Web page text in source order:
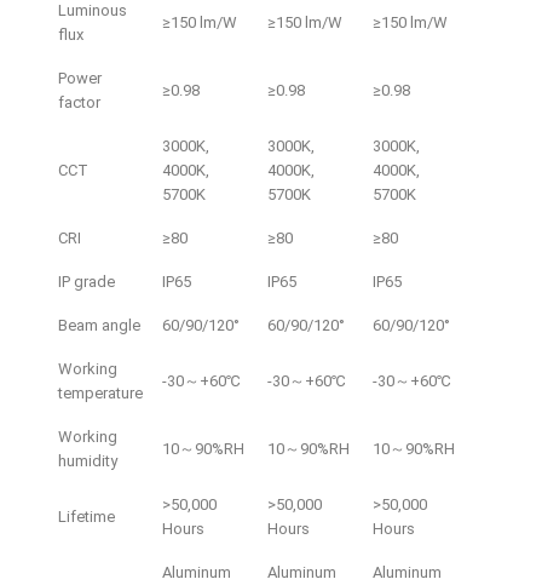
Luminous
flux
≥150 lm/W ≥150 lm/W ≥150 lm/W
Power
factor
≥0.98 ≥0.98 ≥0.98
CCT
3000K,
4000K,
5700K
3000K,
4000K,
5700K
3000K,
4000K,
5700K
CRI ≥80 ≥80 ≥80
IP grade IP65 IP65 IP65
Beam angle 60/90/120° 60/90/120° 60/90/120°
Working
temperature
-30～+60℃ -30～+60℃ -30～+60℃
Working
humidity
10～90%RH 10～90%RH 10～90%RH
Lifetime
>50,000
Hours
>50,000
Hours
>50,000
Hours
Aluminum
Aluminum
Aluminum